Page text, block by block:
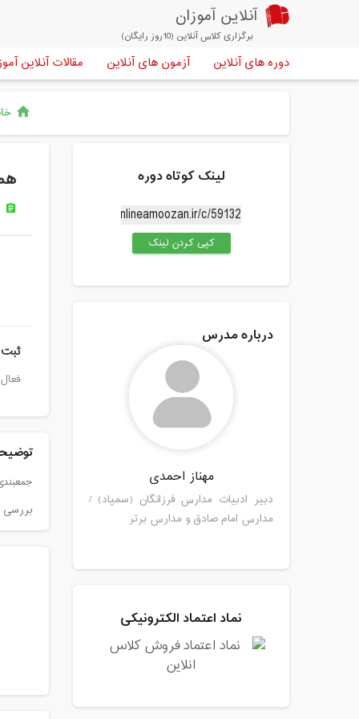
آنلاین آموزان
برگزاری کلاس آنلاین (10روز رایگان)
دوره های آنلاین آزمون های آنلاین مقالات آنلاین
home
assignment
بررسی
لینک کوتاه دوره
کپی کردن لینک
درباره مدرس
مهناز احمدی
دبیر ادبیات مدارس فرزانگان (سمپاد) /
مدارس امام صادق و مدارس برتر
نماد اعتماد الکترونیکی